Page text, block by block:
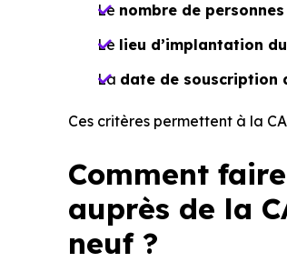
Le nombre de
Le lieu d’implantation
La date de souscription
Ces critères permettent à la
Comment
auprès de la
neuf ?